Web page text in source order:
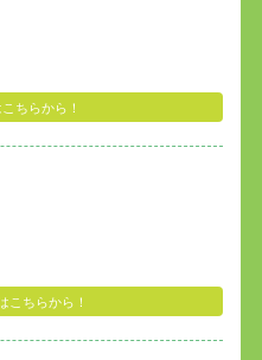
ちらから！
こちらから！